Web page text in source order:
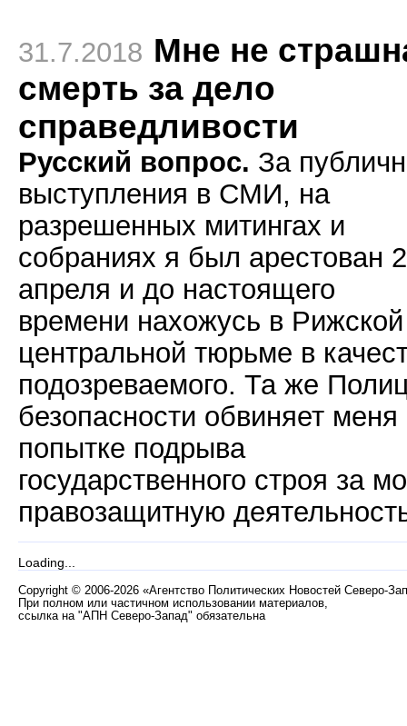
31.7.2018 Мне не
смерть за дело
справедливости
Русский вопрос. За
выступления в СМИ, на
разрешенных митингах и
собраниях я был арестован
апреля и до настоящего
времени нахожусь в Рижской
центральной тюрьме в
подозреваемого. Та же
безопасности обвиняет меня
попытке подрыва
государственного строя за
правозащитную
Loading...
Copyright © 2006-2026 «Агентство Политических Новостей Северо-
При полном или частичном использовании материалов,
ссылка на "АПН Северо-Запад" обязательна